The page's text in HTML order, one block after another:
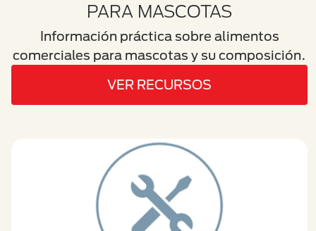
PARA MASCOTAS
Información práctica sobre alimentos
comerciales para mascotas y su composición.
VER RECURSOS